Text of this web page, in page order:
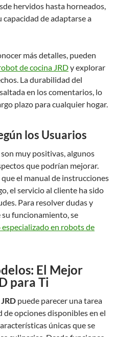
hervidos hasta horneados,
de adaptarse a
más detalles, pueden
de cocina JRDy explorar
La durabilidad del
en los comentarios, lo
plazo para cualquier hogar.
los Usuarios
muy positivas, algunos
que podrían mejorar.
el manual de instrucciones
el servicio al cliente ha sido
Para resolver dudas y
funcionamiento, se
en robots de
El Mejor
para Ti
puede parecer una tarea
de opciones disponibles en el
únicas que se